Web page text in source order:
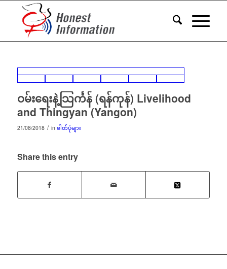
ဝမ်းရေးနဲ့သြင်္ကန် (ရန်ကုန်) Livelihood
and Thingyan (Yangon)
21/08/2018 / in ဓါတ်ပုံများ
Share this entry